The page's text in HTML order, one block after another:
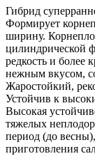
Гибрид
Формирует
ширину.
цилиндрической
редкость и более
нежным вкусом,
Жаростойкий,
Устойчив к
Высокая
тяжелых
период (до
приготовления